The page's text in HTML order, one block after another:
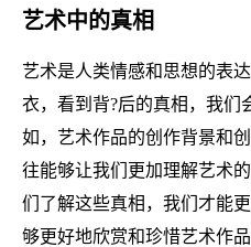
艺术中的真相
艺术是人类情感和思想的表
衣，看到背?后的真相，我们
如，艺术作品的创作背景和
往能够让我们更加理解艺术
们了解这些真相，我们才能
够更好地欣赏和珍惜艺术作品